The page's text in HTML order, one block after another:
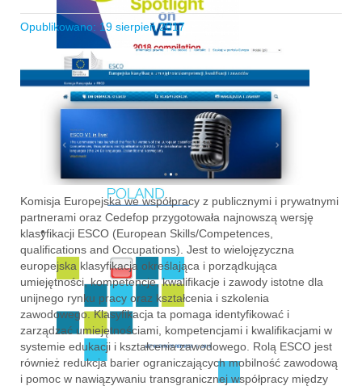
Opublikowano: 19 sierpień 2017
Komisja Europejska we współpracy z publicznymi i prywatnymi
partnerami oraz Cedefop przygotowała najnowszą wersję
klasyfikacji ESCO (European Skills/Competences,
qualifications and Occupations). Jest to wielojęzyczna
europejska klasyfikacja określająca i porządkująca
umiejętności, kompetencje, kwalifikacje i zawody istotne dla
unijnego rynku pracy oraz kształcenia i szkolenia
zawodowego. Klasyfikacja ta pomaga identyfikować i
zarządzać umiejętnościami, kompetencjami i kwalifikacjami w
systemie edukacji i kształcenia zawodowego. Rolą ESCO jest
również redukcja barier ograniczających mobilność zawodową
i pomoc w nawiązywaniu transgranicznej współpracy między